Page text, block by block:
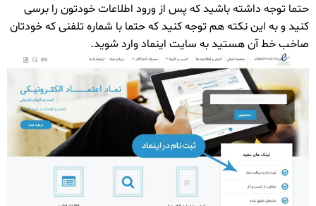
حتما توجه داشته باشید که پس از ورود اطلاعات خودتون را برسی
کنید و به این نکته هم توجه کنید که حتما با شماره تلفنی که خودتان
صاخب خط آن هستید به سایت اینماد وارد شوید.